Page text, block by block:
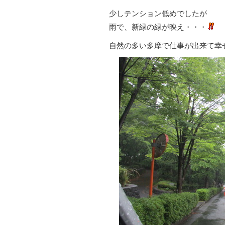
少しテンション低めでしたが
雨で、新緑の緑が映え・・・
自然の多い多摩で仕事が出来て幸